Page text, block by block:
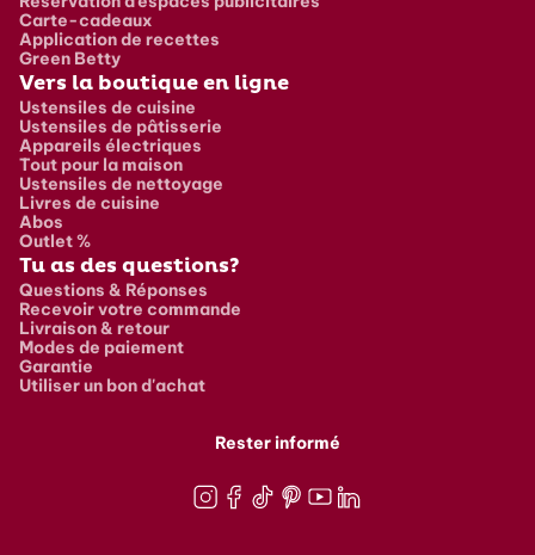
Carte-cadeaux
Application de recettes
Green Betty
Vers la boutique en ligne
Ustensiles de cuisine
Ustensiles de pâtisserie
Appareils électriques
Tout pour la maison
Ustensiles de nettoyage
Livres de cuisine
Abos
Outlet %
Tu as des questions?
Questions & Réponses
Recevoir votre commande
Livraison & retour
Modes de paiement
Garantie
Utiliser un bon d'achat
Rester informé